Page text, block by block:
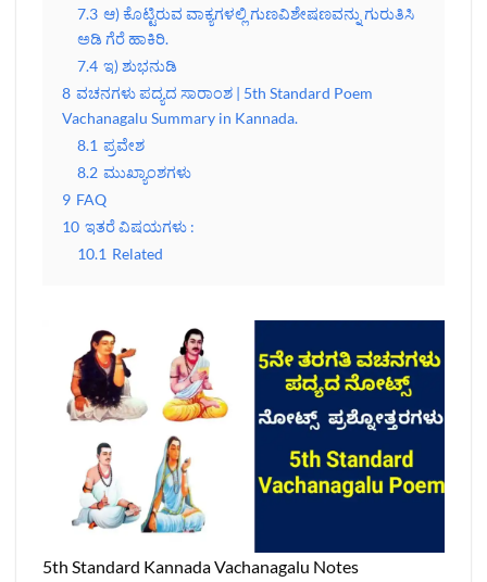
7.3 ಆ) ಕೊಟ್ಟಿರುವ ವಾಕ್ಯಗಳಲ್ಲಿ ಗುಣವಿಶೇಷಣವನ್ನು ಗುರುತಿಸಿ
ಅಡಿ ಗೆರೆ ಹಾಕಿರಿ.
7.4 ಇ) ಶುಭನುಡಿ
8 ವಚನಗಳು ಪದ್ಯದ ಸಾರಾಂಶ | 5th Standard Poem
Vachanagalu Summary in Kannada.
8.1 ಪ್ರವೇಶ
8.2 ಮುಖ್ಯಾಂಶಗಳು
9 FAQ
10 ಇತರೆ ವಿಷಯಗಳು :
10.1 Related
5th Standard Kannada Vachanagalu Notes